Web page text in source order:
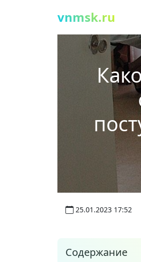
vnmsk.ru
25.01.2023 17:52
Содержание